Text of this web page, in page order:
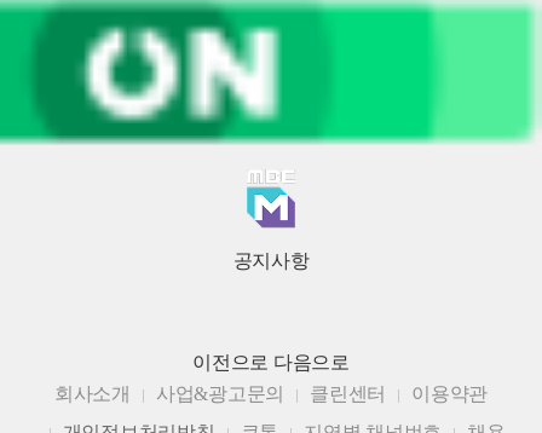
공지사항
이전으로 다음으로
회사소개
사업&광고문의 클린센터
이용약관